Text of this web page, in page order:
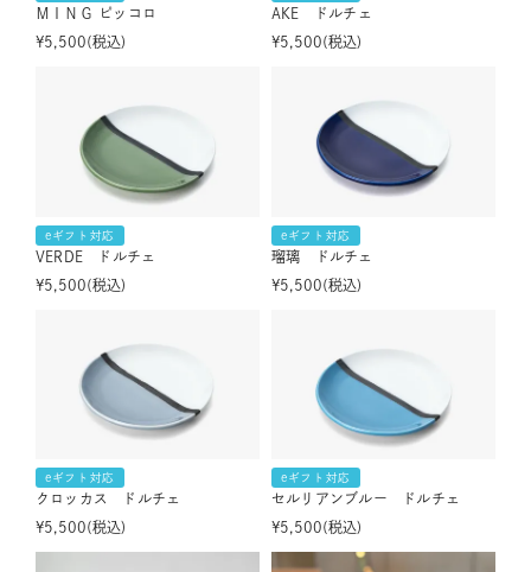
ＭＩＮＧ ピッコロ
¥5,500 税込
AKE ドルチェ
¥5,500 税込
eギフト対応
VERDE ドルチェ
¥5,500 税込
eギフト対応
瑠璃 ドルチェ
¥5,500 税込
eギフト対応
クロッカス ドルチェ
¥5,500 税込
eギフト対応
セルリアンブルー ドルチェ
¥5,500 税込